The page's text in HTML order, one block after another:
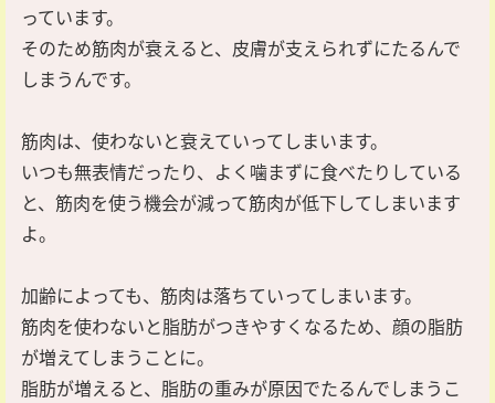
っています。
そのため筋肉が衰えると、皮膚が支えられずにたるんで
しまうんです。
筋肉は、使わないと衰えていってしまいます。
いつも無表情だったり、よく噛まずに食べたりしている
と、筋肉を使う機会が減って筋肉が低下してしまいます
よ。
加齢によっても、筋肉は落ちていってしまいます。
筋肉を使わないと脂肪がつきやすくなるため、顔の脂肪
が増えてしまうことに。
脂肪が増えると、脂肪の重みが原因でたるんでしまうこ